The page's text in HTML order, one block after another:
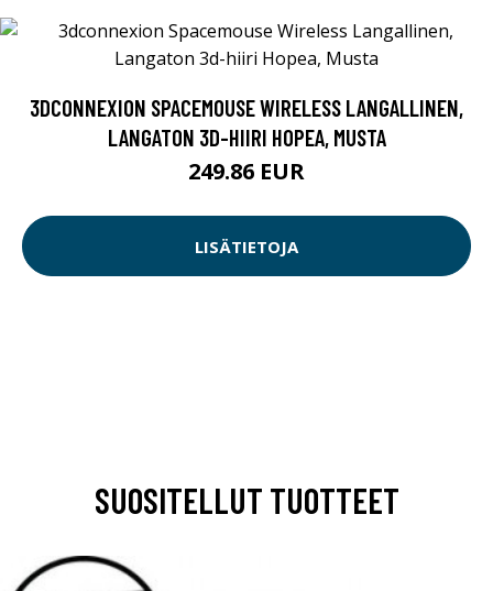
3DCONNEXION SPACEMOUSE WIRELESS LANGALLINEN,
LANGATON 3D-HIIRI HOPEA, MUSTA
249.86 EUR
LISÄTIETOJA
SUOSITELLUT TUOTTEET